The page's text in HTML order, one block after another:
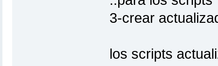
3-crear
los scripts